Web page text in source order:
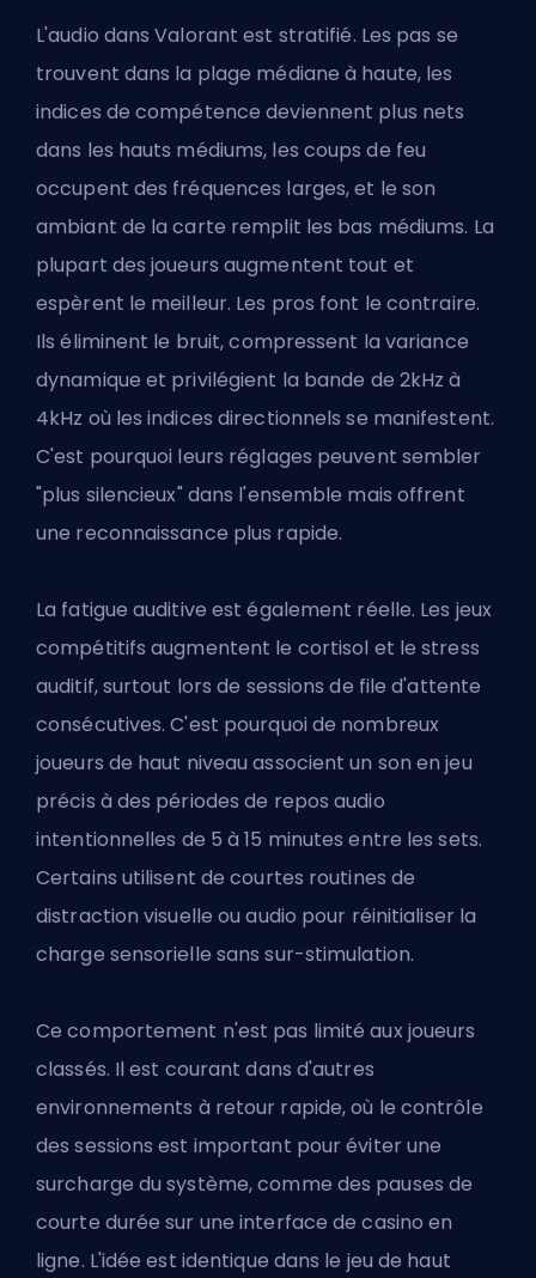
L'audio dans Valorant est stratifié. Les pas se
trouvent dans la plage médiane à haute, les
indices de compétence deviennent plus nets
dans les hauts médiums, les coups de feu
occupent des fréquences larges, et le son
ambiant de la carte remplit les bas médiums. La
plupart des joueurs augmentent tout et
espèrent le meilleur. Les pros font le contraire.
Ils éliminent le bruit, compressent la variance
dynamique et privilégient la bande de 2kHz à
4kHz où les indices directionnels se manifestent.
C'est pourquoi leurs réglages peuvent sembler
"plus silencieux" dans l'ensemble mais offrent
une reconnaissance plus rapide.
La fatigue auditive est également réelle. Les jeux
compétitifs augmentent le cortisol et le stress
auditif, surtout lors de sessions de file d'attente
consécutives. C'est pourquoi de nombreux
joueurs de haut niveau associent un son en jeu
précis à des périodes de repos audio
intentionnelles de 5 à 15 minutes entre les sets.
Certains utilisent de courtes routines de
distraction visuelle ou audio pour réinitialiser la
charge sensorielle sans sur-stimulation.
Ce comportement n'est pas limité aux joueurs
classés. Il est courant dans d'autres
environnements à retour rapide, où le contrôle
des sessions est important pour éviter une
surcharge du système, comme des pauses de
courte durée sur une interface de casino en
ligne. L'idée est identique dans le jeu de haut